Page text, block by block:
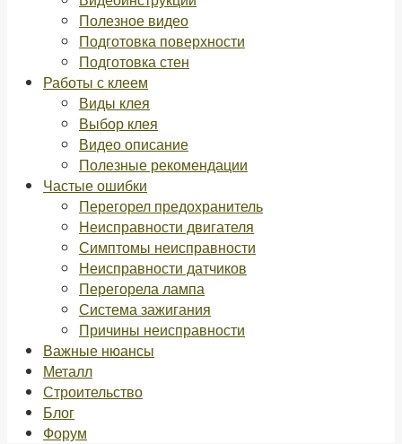
Полезное видео
Подготовка поверхности
Подготовка стен
Работы с клеем
Виды клея
Выбор клея
Видео описание
Полезные рекомендации
Частые ошибки
Перегорел предохранитель
Неисправности двигателя
Симптомы неисправности
Неисправности датчиков
Перегорела лампа
Система зажигания
Причины неисправности
Важные нюансы
Металл
Строительство
Блог
Форум